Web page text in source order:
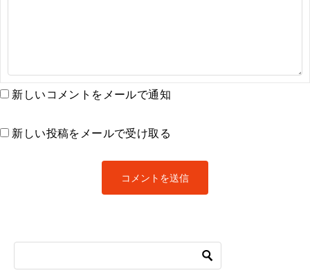
新しいコメントをメールで通知
新しい投稿をメールで受け取る